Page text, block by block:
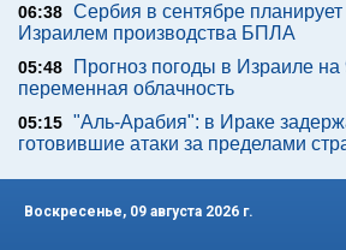
06:38 Сербия в сентябре планирует
Израилем производства БПЛА
05:48
Прогноз погоды в Израиле на
переменная облачность
05:15 "Аль-Арабия": в Ираке
готовившие атаки за пределами
Воскресенье, 09 августа 2026 г.